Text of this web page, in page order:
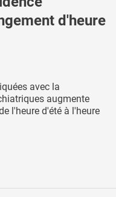
d'heure
avec la
augmente
l'heure d'été à l'heure